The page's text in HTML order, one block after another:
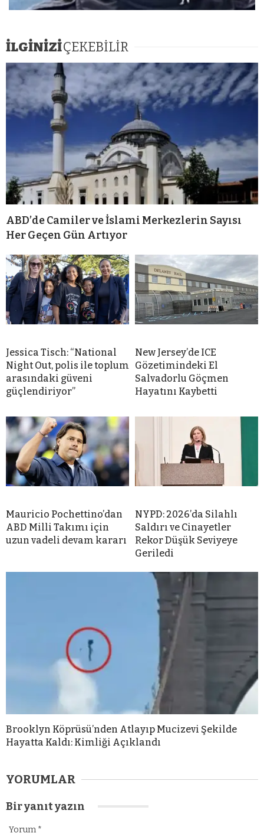
İLGİNİZİÇEKEBİLİR
ABD’de Camiler ve İslami Merkezlerin Sayısı
Her Geçen Gün Artıyor
Jessica Tisch: “National
Night Out, polis ile toplum
arasındaki güveni
güçlendiriyor”
New Jersey’de ICE
Gözetimindeki El
Salvadorlu Göçmen
Hayatını Kaybetti
Mauricio Pochettino’dan
ABD Milli Takımı için
uzun vadeli devam kararı
NYPD: 2026’da Silahlı
Saldırı ve Cinayetler
Rekor Düşük Seviyeye
Geriledi
Brooklyn Köprüsü’nden Atlayıp Mucizevi Şekilde
Hayatta Kaldı: Kimliği Açıklandı
YORUMLAR
Bir yanıt yazın
Yorum *